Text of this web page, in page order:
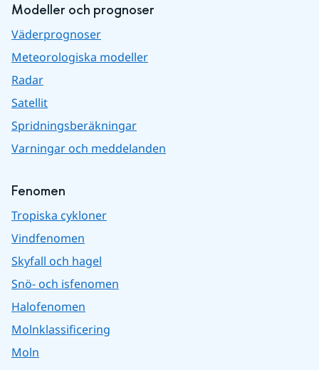
Modeller och prognoser
Väderprognoser
Meteorologiska modeller
Radar
Satellit
Spridningsberäkningar
Varningar och meddelanden
Fenomen
Tropiska cykloner
Vindfenomen
Skyfall och hagel
Snö- och isfenomen
Halofenomen
Molnklassificering
Moln